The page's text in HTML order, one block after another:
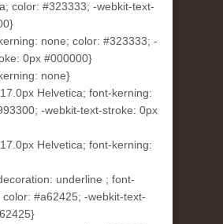
color: #323333; -webkit-text-
none; color: #323333; -
0px #000000}
none}
Helvetica; font-kerning:
-webkit-text-stroke: 0px
Helvetica; font-kerning:
underline ; font-
#a62425; -webkit-text-